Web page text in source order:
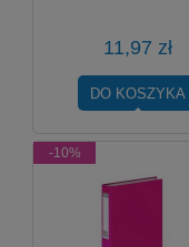
11,97 zł
DO KOSZYKA
-10%